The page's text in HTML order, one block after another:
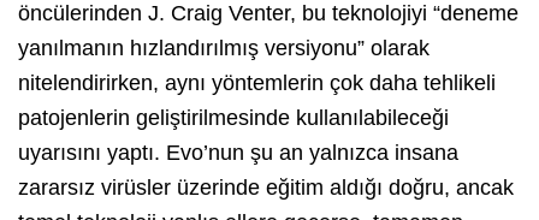
öncülerinden J. Craig Venter, bu teknolojiyi “deneme
yanılmanın hızlandırılmış versiyonu” olarak
nitelendirirken, aynı yöntemlerin çok daha tehlikeli
patojenlerin geliştirilmesinde kullanılabileceği
uyarısını yaptı. Evo’nun şu an yalnızca insana
zararsız virüsler üzerinde eğitim aldığı doğru, ancak